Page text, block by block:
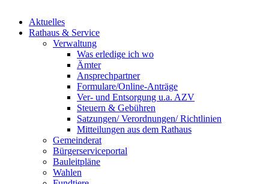
Aktuelles
Rathaus & Service
Verwaltung
Was erledige ich wo
Ämter
Ansprechpartner
Formulare/Online-Anträge
Ver- und Entsorgung u.a. AZV
Steuern & Gebühren
Satzungen/ Verordnungen/ Richtlinien
Mitteilungen aus dem Rathaus
Gemeinderat
Bürgerserviceportal
Bauleitpläne
Wahlen